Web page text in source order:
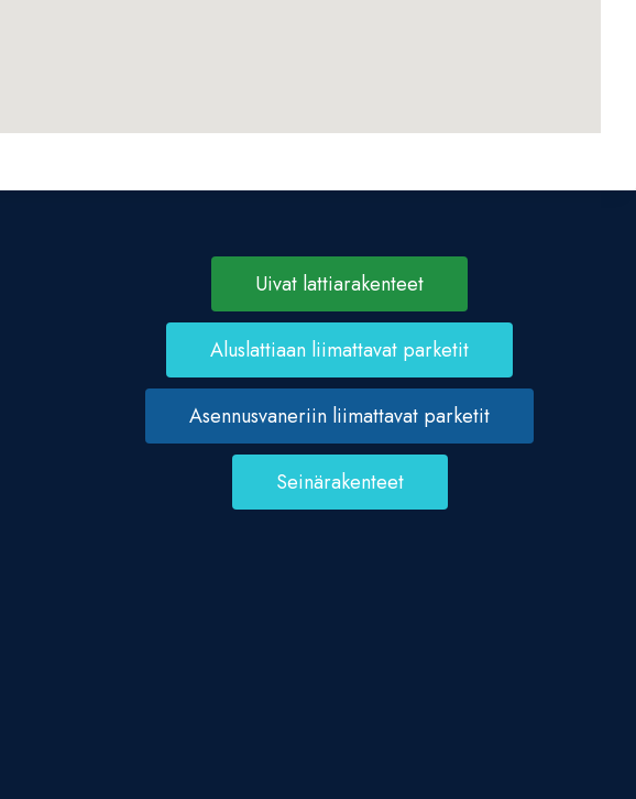
Uivat lattiarakenteet
Aluslattiaan liimattavat parketit
Asennusvaneriin liimattavat parketit
Seinärakenteet